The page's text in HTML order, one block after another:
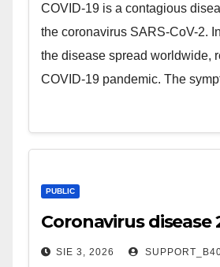
COVID-19 is a contagious
the coronavirus SARS-CoV-2.
the disease spread worldwide,
COVID-19 pandemic. The
PUBLIC
Coronavirus disease
SIE 3, 2026